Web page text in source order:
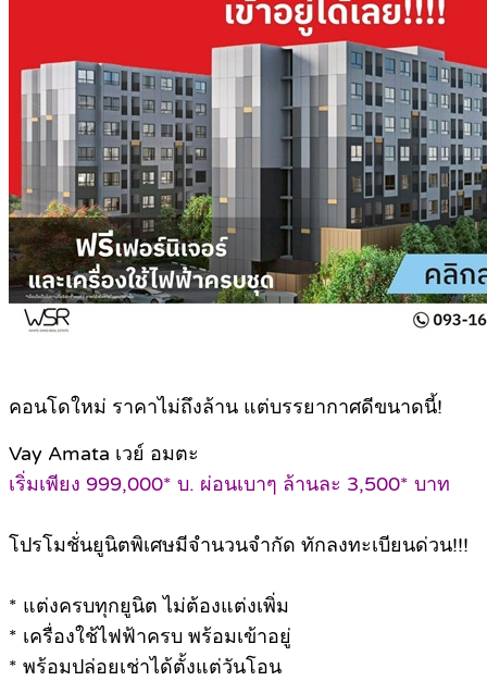
คอนโดใหม่ ราคาไม่ถึงล้าน แต่บรรยากาศดีขนาดนี้!
Vay Amata เวย์ อมตะ
เริ่มเพียง 999,000* บ. ผ่อนเบาๆ ล้านละ 3,500* บาท
โปรโมชั่นยูนิตพิเศษมีจำนวนจำกัด ทักลงทะเบียนด่วน!!!
* แต่งครบทุกยูนิต ไม่ต้องแต่งเพิ่ม
* เครื่องใช้ไฟฟ้าครบ พร้อมเข้าอยู่
* พร้อมปล่อยเช่าได้ตั้งแต่วันโอน